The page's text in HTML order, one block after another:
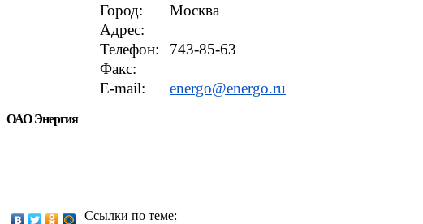
Город:
Москва
Адрес:
Телефон:
743-85-63
Факс:
E-mail:
energo@energo.ru
ОАО Энергия
Ссылки по теме: